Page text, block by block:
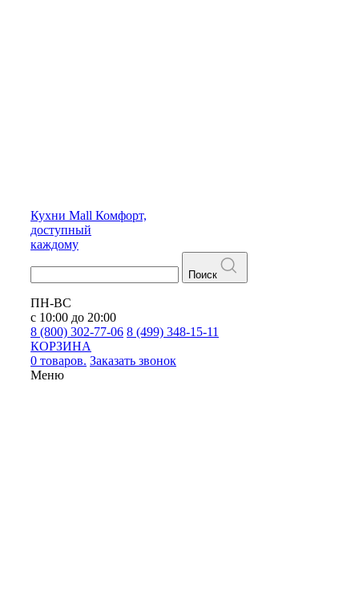
Кухни Mall Комфорт,
доступный
каждому
Поиск
ПН-ВС
с 10:00 до 20:00
8 (800) 302-77-06 8 (499) 348-15-11
КОРЗИНА
0 товаров. Заказать звонок
Меню